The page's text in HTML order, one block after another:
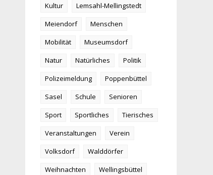
Kultur
Lemsahl-Mellingstedt
Meiendorf
Menschen
Mobilität
Museumsdorf
Natur
Natürliches
Politik
Polizeimeldung
Poppenbüttel
Sasel
Schule
Senioren
Sport
Sportliches
Tierisches
Veranstaltungen
Verein
Volksdorf
Walddörfer
Weihnachten
Wellingsbüttel